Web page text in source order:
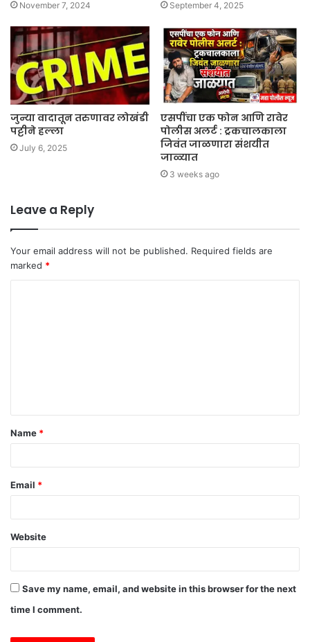
November 7, 2024 September 4, 2025
जुन्या वादातून तरुणावर लोखंडी
पट्टीने हल्ला
July 6, 2025
एसपींचा एक फोन आणि रावेर
पोलीस अलर्ट : ट्रकचालकाला
जिवंत जाळणारा संशयीत
जाळ्यात
3 weeks ago
Leave a Reply
Your email address will not be published. Required fields are
marked *
t
*
Name *
Email *
Website
Save my name, email, and website in this browser for the next
time I comment.